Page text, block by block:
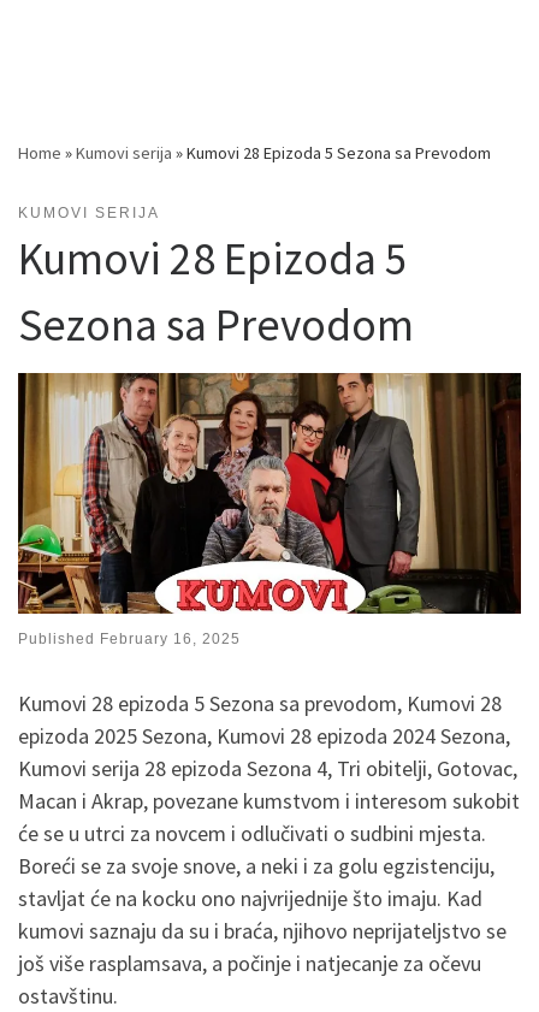
Home »Kumovi serija »Kumovi 28 Epizoda 5 Sezona sa Prevodom
KUMOVI SERIJA
Kumovi 28 Epizoda 5
Sezona sa Prevodom
Published February 16, 2025
Kumovi 28 epizoda 5 Sezona sa prevodom, Kumovi 28
epizoda 2025 Sezona, Kumovi 28 epizoda 2024 Sezona,
Kumovi serija 28 epizoda Sezona 4, Tri obitelji, Gotovac,
Macan i Akrap, povezane kumstvom i interesom sukobit
će se u utrci za novcem i odlučivati o sudbini mjesta.
Boreći se za svoje snove, a neki i za golu egzistenciju,
stavljat će na kocku ono najvrijednije što imaju. Kad
kumovi saznaju da su i braća, njihovo neprijateljstvo se
još više rasplamsava, a počinje i natjecanje za očevu
ostavštinu.